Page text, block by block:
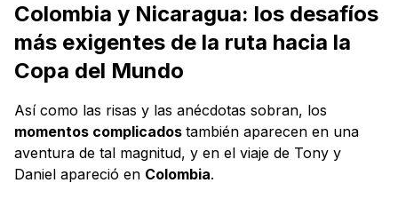
Colombia y Nicaragua: los desafíos
más exigentes de la ruta hacia la
Copa del Mundo
Así como las risas y las anécdotas sobran, los
momentos complicados también aparecen en una
aventura de tal magnitud, y en el viaje de Tony y
Daniel apareció en Colombia.